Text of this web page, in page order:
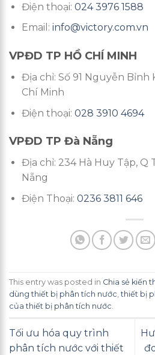
Điện thoại: 024 3976 1588
Email: info@victory.com.vn
VPĐD TP HỒ CHÍ MINH
Địa chỉ: Số 91 Nguyễn Bỉnh
Chí Minh
Điện thoại: 028 3910 4694
VPĐD TP Đà Nẵng
Địa chỉ: 234 Hà Huy Tập, Q
Nẵng
Điện Thoại: 0236 3811 646
This entry was posted in Chia sẻ kiến
dùng thiết bị phân tích nước,thiết bị
của thiết bị phân tích nước.
Tối ưu hóa quy trình
phân tích nước với thiết